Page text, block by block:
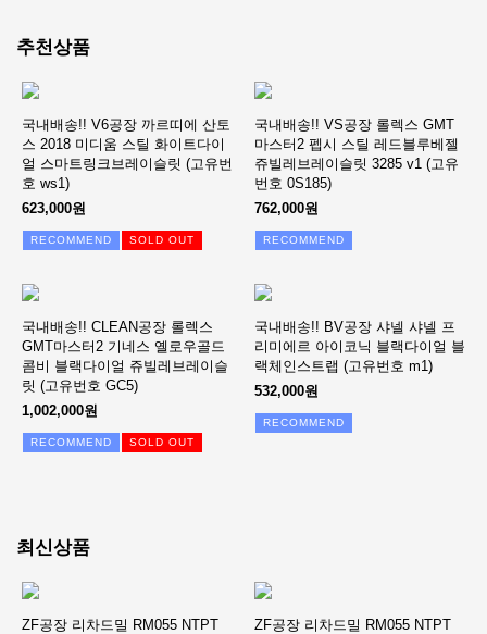
추천상품
국내배송!! V6공장 까르띠에 산토
스 2018 미디움 스틸 화이트다이
얼 스마트링크브레이슬릿 (고유번
호 ws1)
623,000원
RECOMMEND SOLD OUT
국내배송!! VS공장 롤렉스 GMT
마스터2 펩시 스틸 레드블루베젤
쥬빌레브레이슬릿 3285 v1 (고유
번호 0S185)
762,000원
RECOMMEND
국내배송!! CLEAN공장 롤렉스
GMT마스터2 기네스 옐로우골드
콤비 블랙다이얼 쥬빌레브레이슬
릿 (고유번호 GC5)
1,002,000원
RECOMMEND SOLD OUT
국내배송!! BV공장 샤넬 샤넬 프
리미에르 아이코닉 블랙다이얼 블
랙체인스트랩 (고유번호 m1)
532,000원
RECOMMEND
최신상품
ZF공장 리차드밀 RM055 NTPT
ZF공장 리차드밀 RM055 NTPT